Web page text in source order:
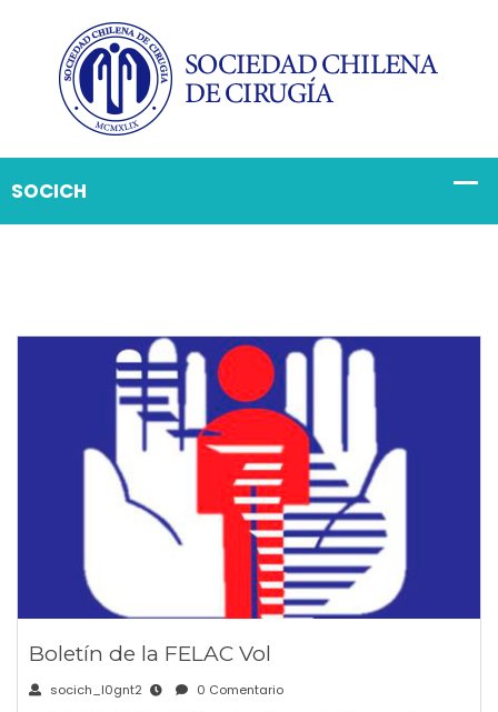
Boletín de la FELAC Vol
socich_l0gnt2 0 Comentario